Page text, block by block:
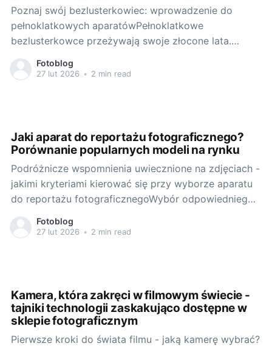
Poznaj swój bezlusterkowiec: wprowadzenie do
pełnoklatkowych aparatówPełnoklatkowe
bezlusterkowce przeżywają swoje złocone lata.
Niezwykle kompaktowe, a jednocześnie oferujące
jakość obrazu porównywalną z ich lustrzankowymi
a7r v, to marzenie niemal każdego
Fotoblog
27 lut 2026 • 2 min read
Jaki aparat do reportażu fotograficznego?
Porównanie popularnych modeli na rynku
Podróżnicze wspomnienia uwiecznione na zdjęciach -
jakimi kryteriami kierować się przy wyborze aparatu
do reportażu fotograficznegoWybór odpowiedniego
aparatu do tworzenia reportażu fotograficznego nie
jest prostym zadaniem. Wbrew pozorom, nie chodzi
jak również łatwość
Fotoblog
27 lut 2026 • 2 min read
Kamera, która zakręci w filmowym świecie -
tajniki technologii zaskakująco dostępne w
sklepie fotograficznym
Pierwsze kroki do świata filmu - jaką kamerę wybrać?